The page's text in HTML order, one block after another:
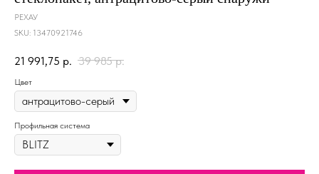
РЕХАУ
SKU: 13470921746
21 991,75 р. 39 985 р.
Цвет
Профильная система